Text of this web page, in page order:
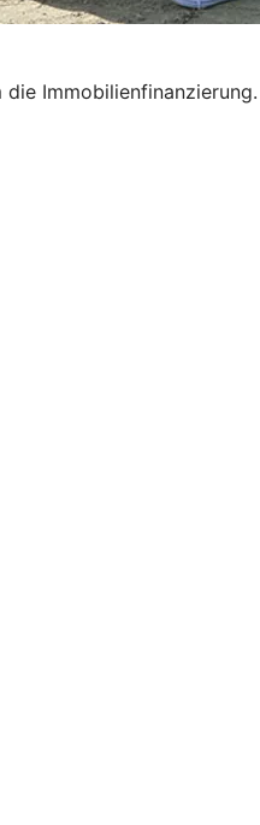
Immobilienfinanzierung.